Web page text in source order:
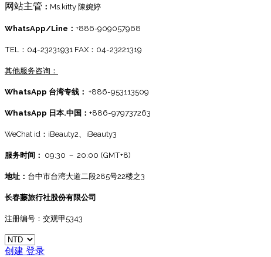
网站主管 ： Ms.kitty 陳婉婷
WhatsApp/Line： +886-909057968
TEL：04-23231931 FAX：04-23221319
其他服务咨询：
WhatsApp 台湾专线： +886-953113509
WhatsApp 日本.中国： +886-979737263
WeChat id：iBeauty2、 iBeauty3
服务时间： 09:30 － 20:00 (GMT+8)
地址： 台中市台湾大道二段285号22楼之3
长春藤旅行社股份有限公司
注册编号：交观甲5343
创建 登录